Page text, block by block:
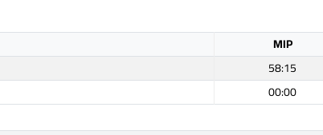
MIP
58:15
00:00